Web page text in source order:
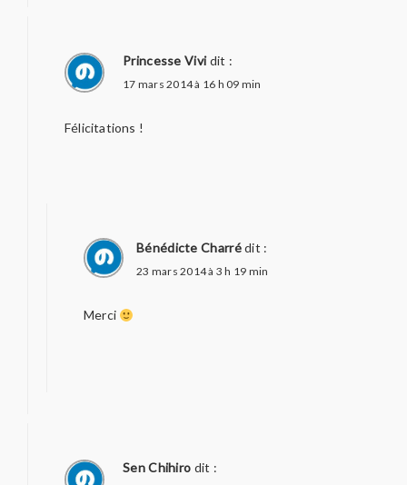
Princesse Vivi dit :
17 mars 2014 à 16 h 09 min
Félicitations !
Bénédicte Charrédit :
23 mars 2014 à 3 h 19 min
Merci
Sen Chihiro dit :